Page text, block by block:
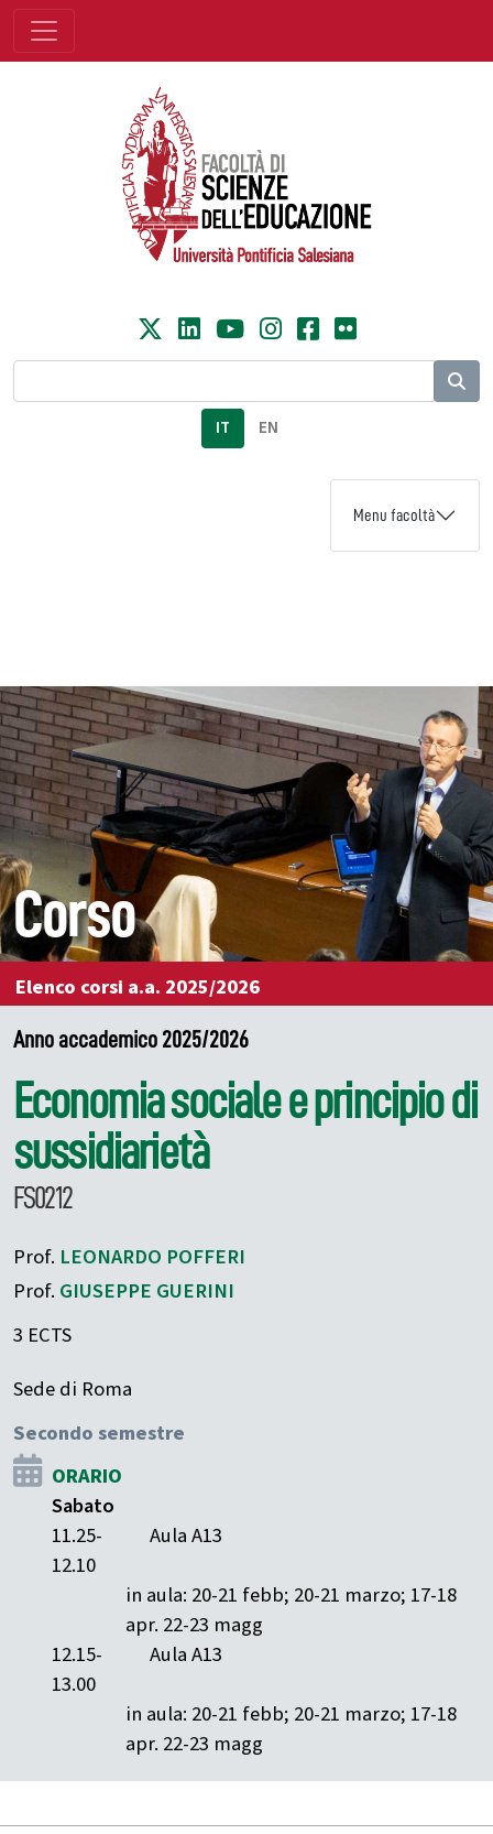
IT EN
Menu facoltà
Corso
Elenco corsi a.a. 2025/2026
Anno accademico 2025/2026
Economia sociale e principio di
sussidiarietà
FS0212
Prof. LEONARDO POFFERI
Prof. GIUSEPPE GUERINI
3 ECTS
Sede di Roma
Secondo semestre
ORARIO
Sabato
11.25-
12.10
Aula A13
in aula: 20-21 febb; 20-21 marzo; 17-18
apr. 22-23 magg
12.15-
13.00
Aula A13
in aula: 20-21 febb; 20-21 marzo; 17-18
apr. 22-23 magg